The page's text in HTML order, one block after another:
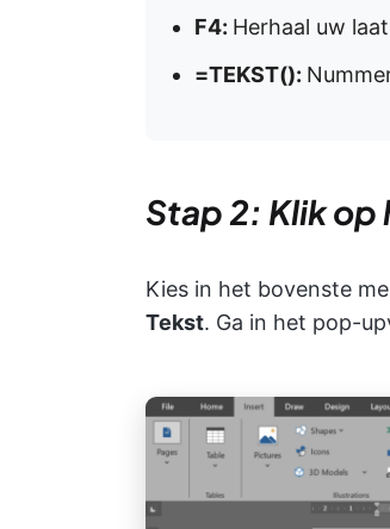
F4: Herhaal uw
=TEKST():
Stap 2: Klik
Kies in het bovenste
Tekst. Ga in het pop-